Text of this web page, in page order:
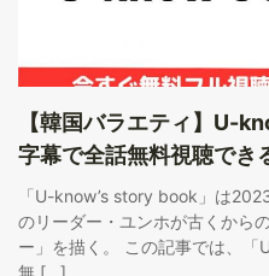
【韓国バラエティ】U-
字幕で全話無料視聴でき
「U-know’s story book」は
のリーダー・ユンホが古くから
ー」を描く。 この記事では、
無 […]